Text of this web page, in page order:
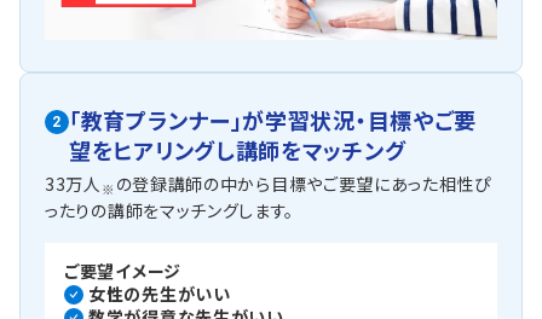
2 「教育プランナー」が学習状況・目標やご要
望をヒアリングし講師をマッチング
33万人 ※ の登録講師の中から目標やご要望にあった相性ぴ
ったりの講師をマッチングします。
ご要望イメージ
女性の先生がいい